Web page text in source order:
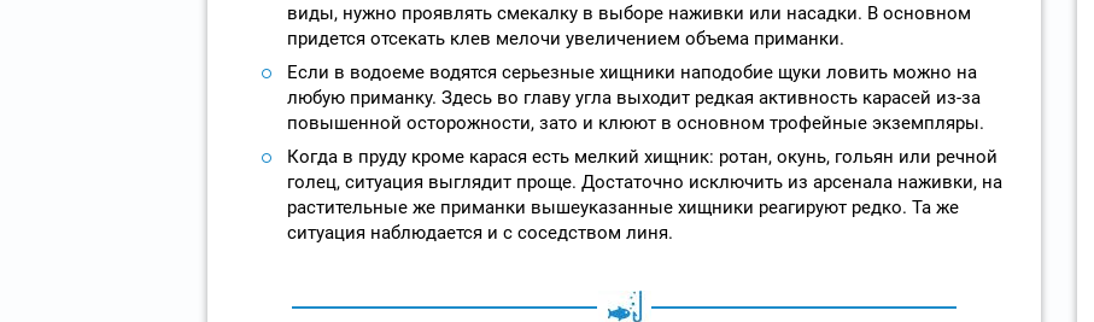
виды, нужно проявлять смекалку в выборе наживки или насадки. В основном
придется отсекать клев мелочи увеличением объема приманки.
Если в водоеме водятся серьезные хищники наподобие щуки ловить можно на
любую приманку. Здесь во главу угла выходит редкая активность карасей из-за
повышенной осторожности, зато и клюют в основном трофейные экземпляры.
Когда в пруду кроме карася есть мелкий хищник: ротан, окунь, гольян или речной
голец, ситуация выглядит проще. Достаточно исключить из арсенала наживки, на
растительные же приманки вышеуказанные хищники реагируют редко. Та же
ситуация наблюдается и с соседством линя.